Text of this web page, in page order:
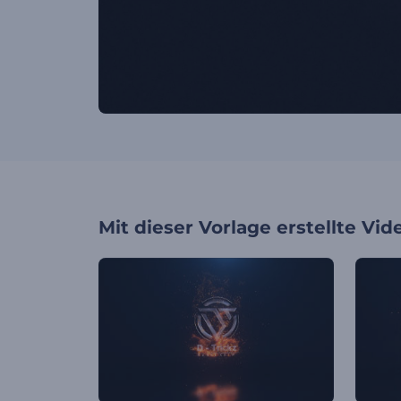
Mit dieser Vorlage erstellte